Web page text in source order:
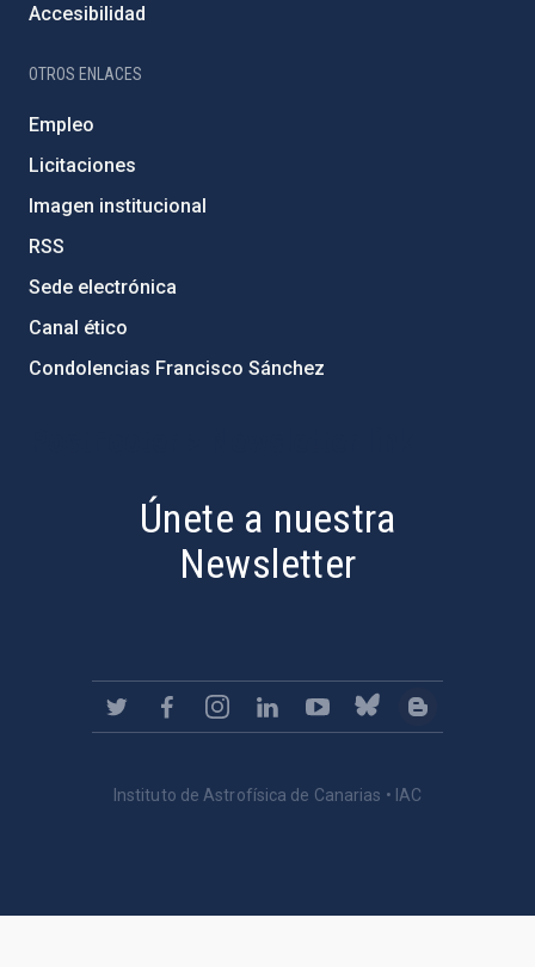
Accesibilidad
OTROS ENLACES
Empleo
Licitaciones
Imagen institucional
RSS
Sede electrónica
Canal ético
Condolencias Francisco Sánchez
Únete a nuestra
Newsletter
Instituto de Astrofísica de Canarias • IAC